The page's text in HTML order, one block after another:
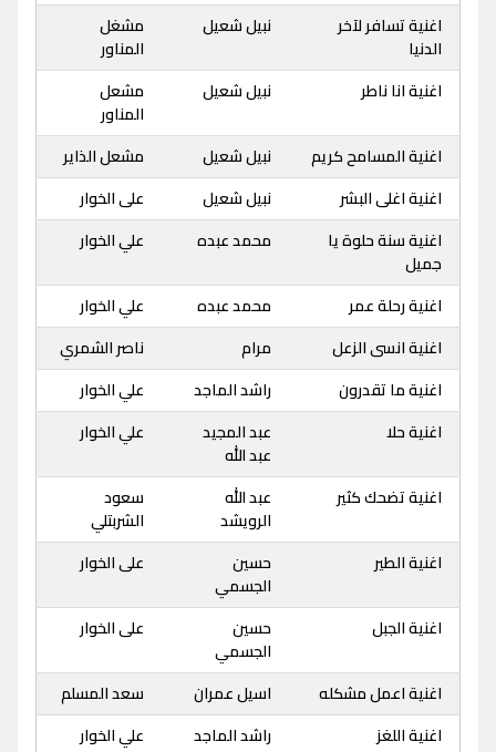
اغنية تسافر لآخر
الدنيا
نبيل شعيل
مشغل
المناور
اغنية انا ناطر
نبيل شعيل
مشعل
المناور
اغنية المسامح كريم
نبيل شعيل
مشعل الذاير
اغنية اغلى البشر
نبيل شعيل
على الخوار
اغنية سنة حلوة يا
جميل
محمد عبده علي الخوار
اغنية رحلة عمر محمد عبده
علي الخوار
اغنية انسى الزعل
مرام
ناصر الشمري
اغنية ما تقدرون
راشد الماجد
علي الخوار
اغنية حلا
عبد المجيد
عبد الله
علي الخوار
اغنية تضحك كثير
عبد الله
الرويشد
سعود
الشربتلي
اغنية الطير
حسين
الجسمي
على الخوار
اغنية الجبل
حسين
الجسمي
على الخوار
اغنية اعمل مشكله اسيل عمران
سعد المسلم
اغنية اللغز
راشد الماجد
علي الخوار